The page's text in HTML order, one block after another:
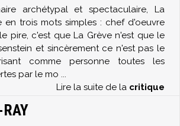
archétypal et spectaculaire, La
en trois mots simples : chef d'oeuvre
pire, c'est que La Grève n'est que le
et sincèrement ce n'est pas le
comme personne toutes les
par le mo ...
Lire la suite de la critique